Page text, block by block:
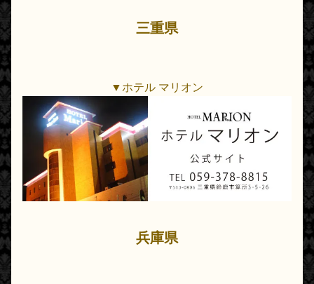
三重県
▼ホテル マリオン
兵庫県